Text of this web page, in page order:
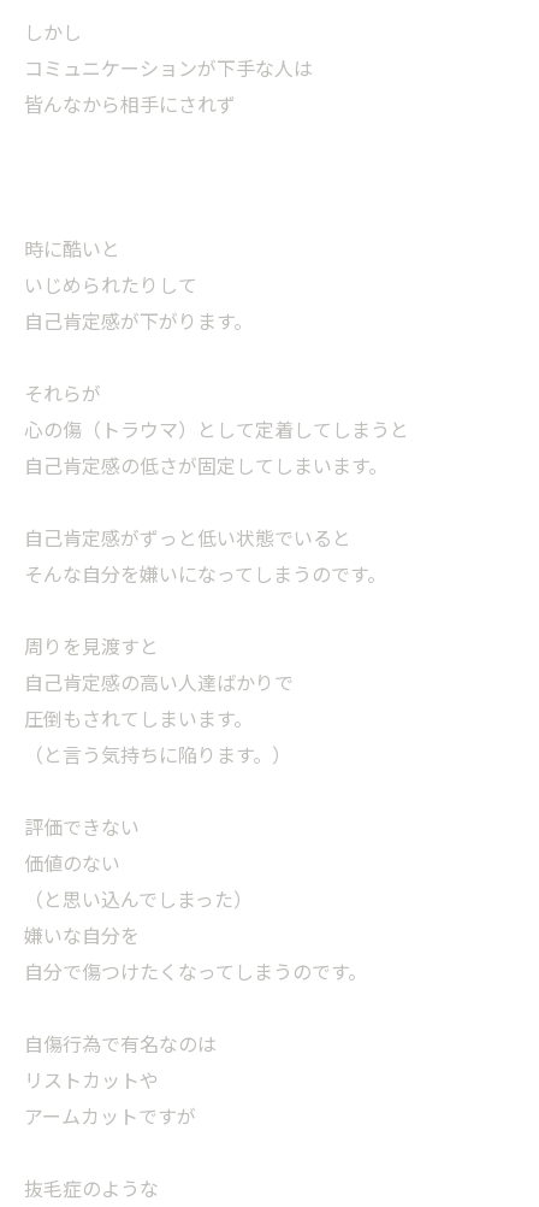
しかし
コミュニケーションが下手な人は
皆んなから相手にされず
時に酷いと
いじめられたりして
自己肯定感が下がります。
それらが
心の傷（トラウマ）として定着してしまうと
自己肯定感の低さが固定してしまいます。
自己肯定感がずっと低い状態でいると
そんな自分を嫌いになってしまうのです。
周りを見渡すと
自己肯定感の高い人達ばかりで
圧倒もされてしまいます。
（と言う気持ちに陥ります。）
評価できない
価値のない
（と思い込んでしまった）
嫌いな自分を
自分で傷つけたくなってしまうのです。
自傷行為で有名なのは
リストカットや
アームカットですが
抜毛症のような